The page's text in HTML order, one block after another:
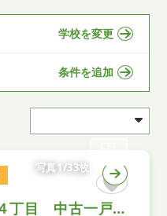
学校を変更
条件を追加
写真1/33枚
大阪市東淀川区下新庄４丁目 中古一戸建て